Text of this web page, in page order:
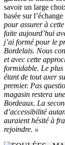
savoir un large
basée sur l’échange
pour assurer à
faite aujourd’hui
j’ai formé pour le
Bordelais. Nous
et avec cette
formidable. Le plus
étant de tout axer
premier. Pas
magasin restera
Bordeaux. La
d’accessibilité
auraient hésité à
rejoindre. »